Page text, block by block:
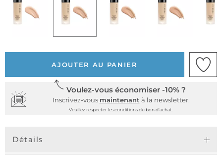
AJOUTER AU PANIER
Voulez-vous économiser -10% ?
Inscrivez-vous maintenant à la newsletter.
Veuillez respecter les conditions du bon d'achat.
Détails